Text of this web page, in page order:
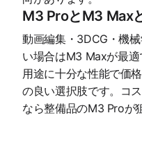
M3 ProとM3 Max
動画編集・3DCG・機
い場合はM3 Maxが最
用途に十分な性能で価
の良い選択肢です。コ
なら整備品のM3 Proが